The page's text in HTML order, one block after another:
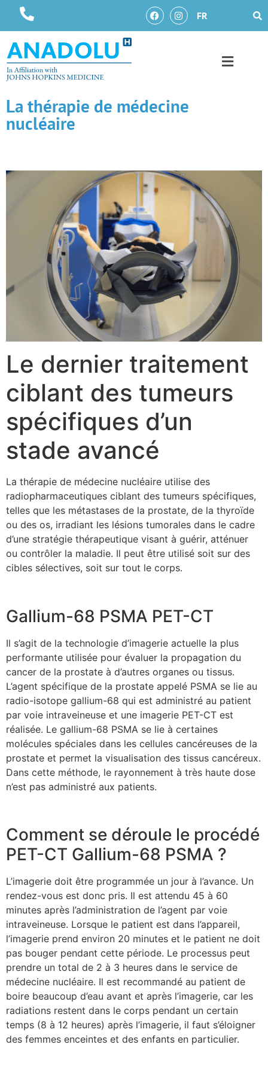
FR
La thérapie de médecine
nucléaire
Le dernier traitement
ciblant des tumeurs
spécifiques d’un
stade avancé
La thérapie de médecine nucléaire utilise des
radiopharmaceutiques ciblant des tumeurs spécifiques,
telles que les métastases de la prostate, de la thyroïde
ou des os, irradiant les lésions tumorales dans le cadre
d’une stratégie thérapeutique visant à guérir, atténuer
ou contrôler la maladie. Il peut être utilisé soit sur des
cibles sélectives, soit sur tout le corps.
Gallium-68 PSMA PET-CT
Il s’agit de la technologie d’imagerie actuelle la plus
performante utilisée pour évaluer la propagation du
cancer de la prostate à d’autres organes ou tissus.
L’agent spécifique de la prostate appelé PSMA se lie au
radio-isotope gallium-68 qui est administré au patient
par voie intraveineuse et une imagerie PET-CT est
réalisée. Le gallium-68 PSMA se lie à certaines
molécules spéciales dans les cellules cancéreuses de la
prostate et permet la visualisation des tissus cancéreux.
Dans cette méthode, le rayonnement à très haute dose
n’est pas administré aux patients.
Comment se déroule le procédé
PET-CT Gallium-68 PSMA ?
L’imagerie doit être programmée un jour à l’avance. Un
rendez-vous est donc pris. Il est attendu 45 à 60
minutes après l’administration de l’agent par voie
intraveineuse. Lorsque le patient est dans l’appareil,
l’imagerie prend environ 20 minutes et le patient ne doit
pas bouger pendant cette période. Le processus peut
prendre un total de 2 à 3 heures dans le service de
médecine nucléaire. Il est recommandé au patient de
boire beaucoup d’eau avant et après l’imagerie, car les
radiations restent dans le corps pendant un certain
temps (8 à 12 heures) après l’imagerie, il faut s’éloigner
des femmes enceintes et des enfants en particulier.